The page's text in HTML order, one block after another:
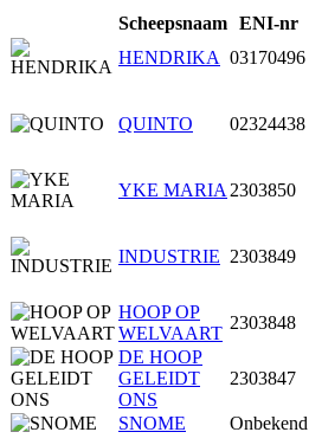
Scheepsnaam ENI-nr
HENDRIKA 03170496
QUINTO 02324438
YKE MARIA 2303850
INDUSTRIE 2303849
HOOP OP
WELVAART
2303848
DE HOOP
GELEIDT
ONS
2303847
SNOME Onbekend